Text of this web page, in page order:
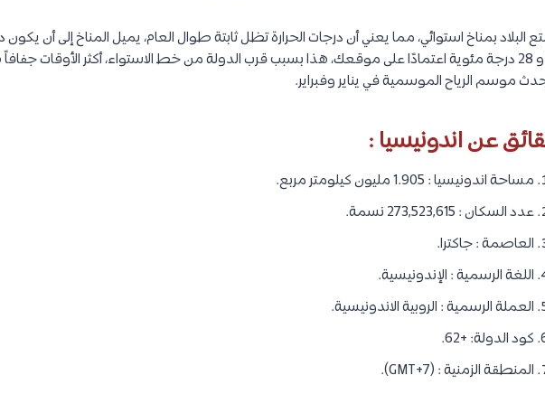
البلاد بمناخ استوائي، مما يعني أن درجات الحرارة تظل ثابتة طوال العام، يميل المناخ إلى أن
23 و 28 درجة مئوية اعتمادًا على موقعك، هذا بسبب قرب الدولة من خط الاستواء، أكثر الأوقات
موسم الرياح الموسمية في يناير وفبراير.
عن اندونيسيا :
مساحة اندونيسيا : 1.905 مليون كيلومتر مربع.
عدد السكان : 273,523,615 نسمة.
العاصمة : جاكترا.
اللغة الرسمية : الإندونيسية.
العملة الرسمية : الروبية الاندونيسية.
كود الدولة: +62.
المنطقة الزمنية : (GMT+7).